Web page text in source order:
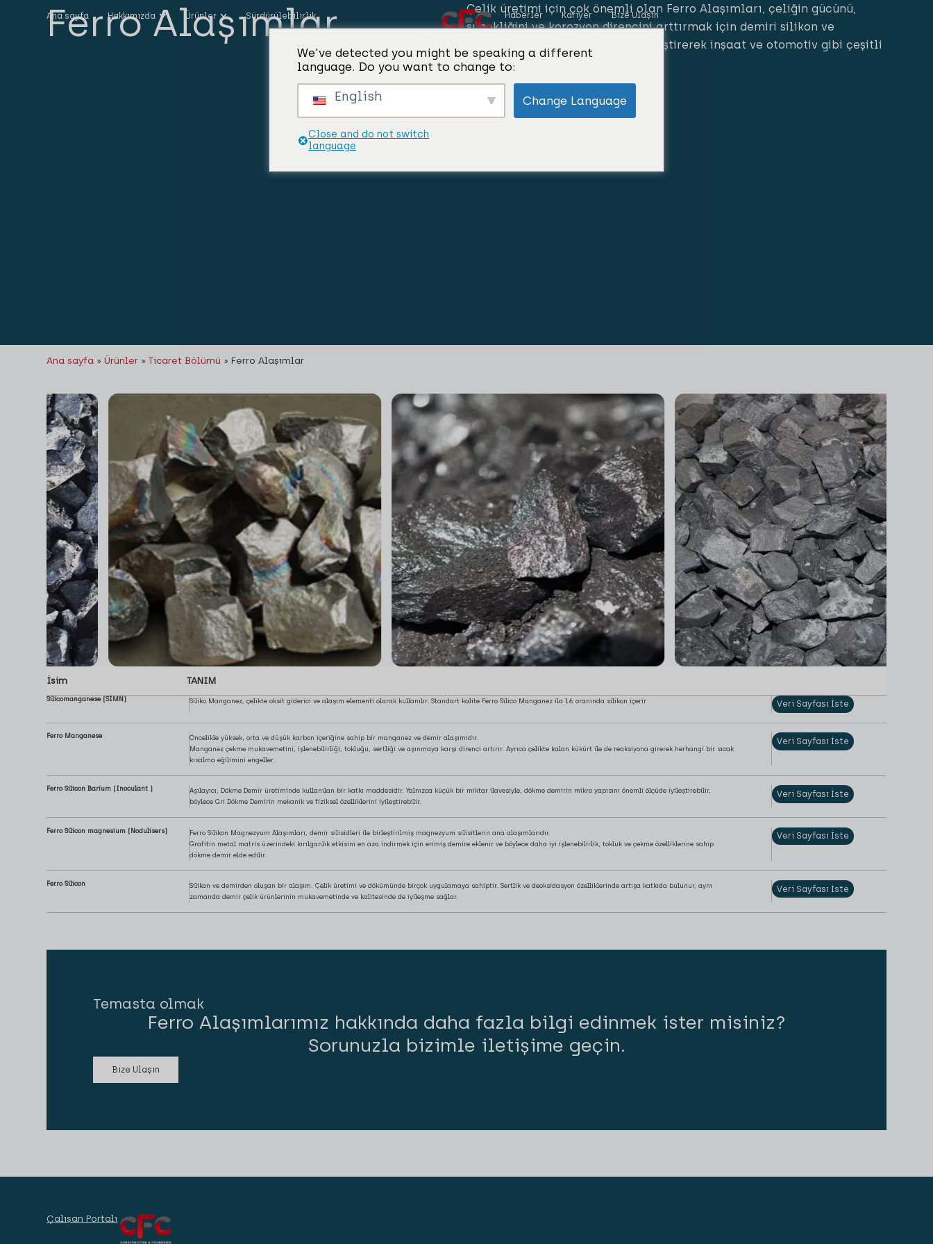
Ana sayfa Hakkımızda Ürünler Sürdürülebilirlik Haberler Kariyer Bize Ulaşın
Ferro Alaşımlar
Çelik üretimi için çok önemli olan Ferro Alaşımları, çeliğin gücünü,
sünekliğini ve korozyon direncini arttırmak için demiri silikon ve
manganez gibi elementlerle birleştirerek inşaat ve otomotiv gibi çeşitli
endüstrileri destekler.
Ana sayfa »Ürünler »Ticaret Bölümü » Ferro Alaşımlar
İsim TANIM
Silicomanganese (SIMN) Siliko Manganez, çelikte oksit giderici ve alaşım elementi olarak kullanılır. Standart kalite Ferro Silico Manganez ila 16 oranında silikon içerir Veri Sayfası İste
Ferro Manganese
Öncelikle yüksek, orta ve düşük karbon içeriğine sahip bir manganez ve demir alaşımıdır.
Manganez çekme mukavemetini, işlenebilirliği, tokluğu, sertliği ve aşınmaya karşı direnci artırır. Ayrıca çelikte kalan kükürt ile de reaksiyona girerek herhangi bir sıcak
kısalma eğilimini engeller.
Veri Sayfası İste
Ferro Silicon Barium (Inoculant )
Aşılayıcı, Dökme Demir üretiminde kullanılan bir katkı maddesidir. Yalnızca küçük bir miktar ilavesiyle, dökme demirin mikro yapısını önemli ölçüde iyileştirebilir,
böylece Gri Dökme Demirin mekanik ve fiziksel özelliklerini iyileştirebilir.
Veri Sayfası İste
Ferro Silicon magnesium (Nodulisers)
Ferro Silikon Magnezyum Alaşımları, demir silisidleri ile birleştirilmiş magnezyum silisitlerin ana alaşımlarıdır.
Grafitin metal matris üzerindeki kırılganlık etkisini en aza indirmek için erimiş demire eklenir ve böylece daha iyi işlenebilirlik, tokluk ve çekme özelliklerine sahip
dökme demir elde edilir.
Veri Sayfası İste
Ferro Silicon
Silikon ve demirden oluşan bir alaşım. Çelik üretimi ve dökümünde birçok uygulamaya sahiptir. Sertlik ve deoksidasyon özelliklerinde artışa katkıda bulunur, aynı
zamanda demir çelik ürünlerinin mukavemetinde ve kalitesinde de iyileşme sağlar.
Veri Sayfası İste
Temasta olmak
Ferro Alaşımlarımız hakkında daha fazla bilgi edinmek ister misiniz?
Sorunuzla bizimle iletişime geçin.
Bize Ulaşın
Çalışan Portalı
We've detected you might be speaking a different
language. Do you want to change to:
English Change Language
Close and do not switch
language